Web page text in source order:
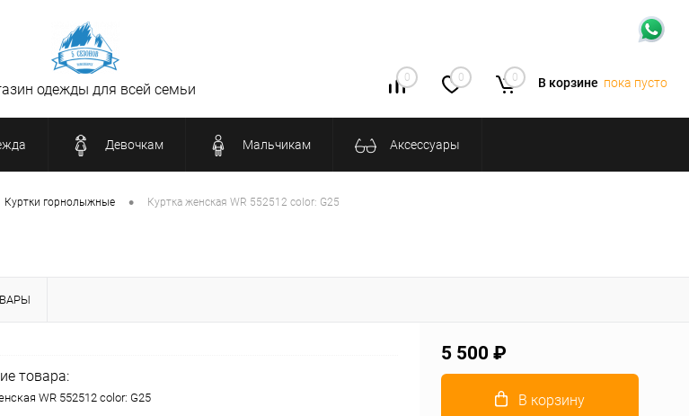
0 0 0 В корзине пока пусто
одежды для всей семьи
Девочкам Мальчикам Аксессуары
Куртки горнолыжные • Куртка женская WR 552512 color: G25
товара:
WR 552512 color: G25
5 500 ₽
В корзину